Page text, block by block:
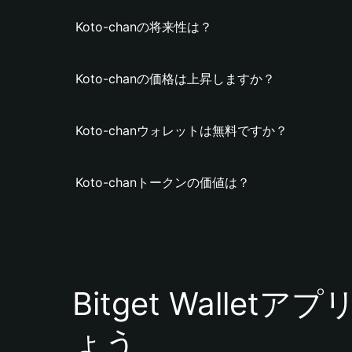
Koto-chanの将来性は？
Koto-chanの価格は上昇しますか？
Koto-chanウォレットは無料ですか？
Koto-chanトークンの価値は？
Bitget Walletアプ
ょう